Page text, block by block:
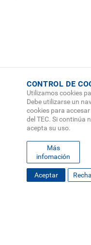
CONTROL DE
Utilizamos cookies
Debe utilizarse un
cookies para
del TEC. Si continúa
acepta su uso.
Más
infomación
Aceptar